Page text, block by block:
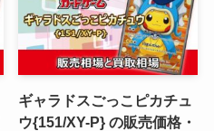
ギャラドスごっこピカチュ
ウ{151/XY-P} の販売価格・